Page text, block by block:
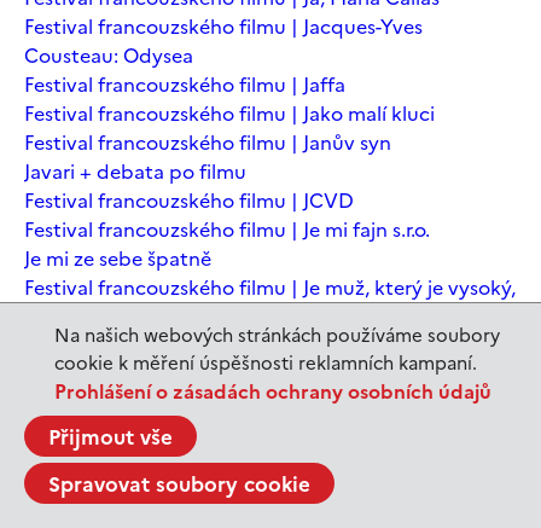
Na našich webových stránkách používáme soubory
cookie k měření úspěšnosti reklamních kampaní.
Prohlášení o zásadách ochrany osobních údajů
Přijmout vše
Spravovat soubory cookie
Festival francouzského filmu | Jacques-Yves
Cousteau: Odysea
Festival francouzského filmu | Jaffa
Festival francouzského filmu | Jako malí kluci
Festival francouzského filmu | Janův syn
Javari + debata po filmu
Festival francouzského filmu | JCVD
Festival francouzského filmu | Je mi fajn s.r.o.
Je mi ze sebe špatně
Festival francouzského filmu | Je muž, který je vysoký,
Chomským
Festival francouzského filmu | Je to jen konec světa
Festival francouzského filmu | Je to jen konec světa
Festival francouzského filmu | Jeanne du Barry -
Králova milenka
Jeanne du Barry – Králova milenka